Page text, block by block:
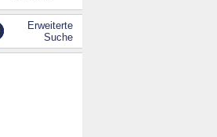
Erweiterte
Suche